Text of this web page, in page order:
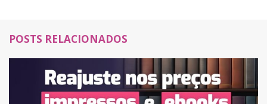
POSTS RELACIONADOS